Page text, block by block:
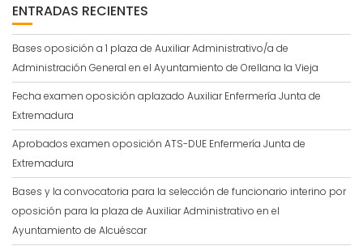
ENTRADAS RECIENTES
Bases oposición a 1 plaza de Auxiliar Administrativo/a de
Administración General en el Ayuntamiento de Orellana la Vieja
Fecha examen oposición aplazado Auxiliar Enfermería Junta de
Extremadura
Aprobados examen oposición ATS-DUE Enfermería Junta de
Extremadura
Bases y la convocatoria para la selección de funcionario interino por
oposición para la plaza de Auxiliar Administrativo en el
Ayuntamiento de Alcuéscar